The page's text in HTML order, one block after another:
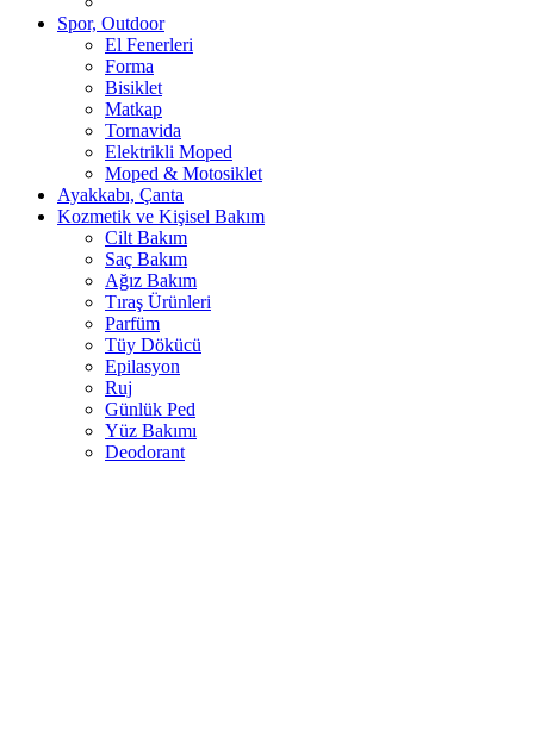
Spor, Outdoor
El Fenerleri
Forma
Bisiklet
Matkap
Tornavida
Elektrikli Moped
Moped & Motosiklet
Ayakkabı, Çanta
Kozmetik ve Kişisel Bakım
Cilt Bakım
Saç Bakım
Ağız Bakım
Tıraş Ürünleri
Parfüm
Tüy Dökücü
Epilasyon
Ruj
Günlük Ped
Yüz Bakımı
Deodorant